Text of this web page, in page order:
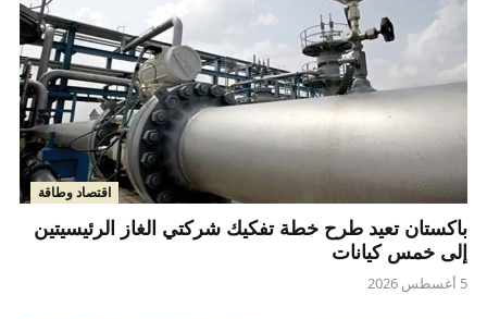
اقتصاد وطاقة
باكستان تعيد طرح خطة تفكيك شركتي الغاز الرئيسيتين
إلى خمس كيانات
5 أغسطس 2026